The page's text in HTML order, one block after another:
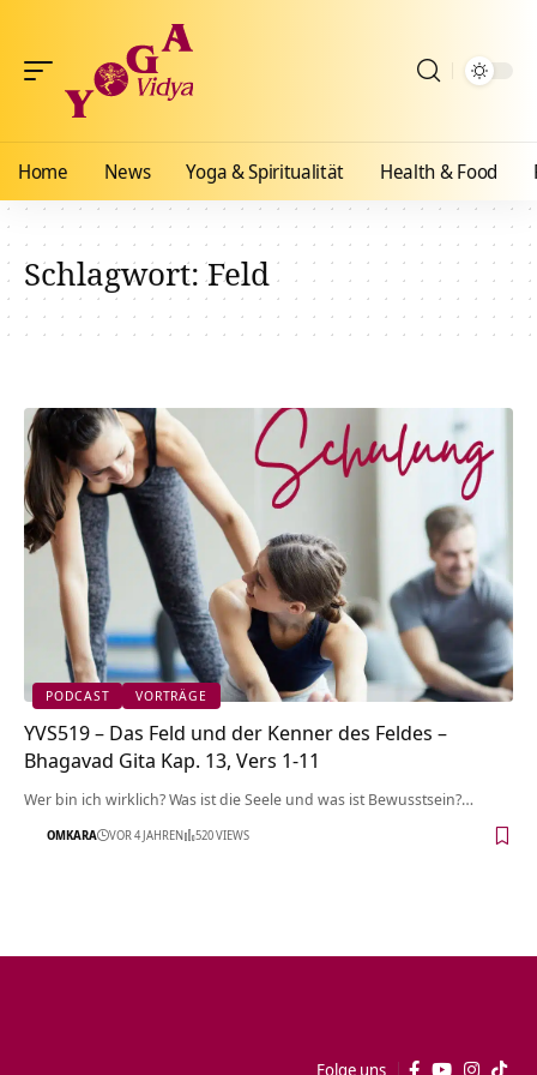
Home News Yoga & Spiritualität Health & Food
Schlagwort:Feld
PODCAST VORTRÄGE
YVS519 – Das Feld und der Kenner des Feldes –
Bhagavad Gita Kap. 13, Vers 1-11
Wer bin ich wirklich? Was ist die Seele und was ist Bewusstsein?…
OMKARA VOR 4 JAHREN 520 VIEWS
Folge uns